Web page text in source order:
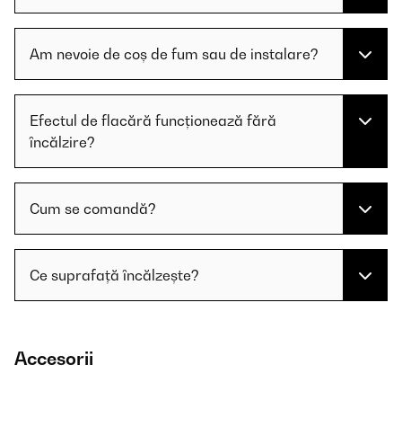
Am nevoie de coș de fum sau de instalare?
Efectul de flacără funcționează fără
încălzire?
Cum se comandă?
Ce suprafață încălzește?
Accesorii